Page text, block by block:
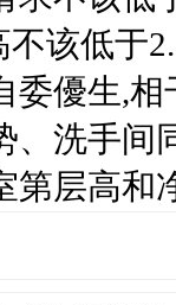
该低于
委優生,
、洗手间
第层高和